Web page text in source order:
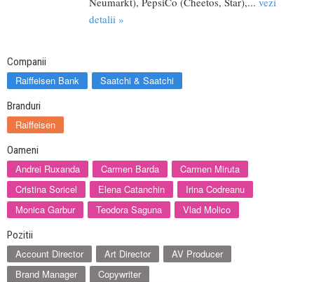
detalii »
Companii
Raiffeisen Bank Saatchi & Saatchi
Branduri
Raiffeisen
Oameni
Andrei Ruxanda Carmen Barda
Carmen Miruta
Cristina Soricel
Elena Catanchin
Irina Codreanu
Monica Garbur
Teodora Saguna Vlad Molico
Pozitii
Account Director Art Director
AV Producer
Brand Manager
Copywriter